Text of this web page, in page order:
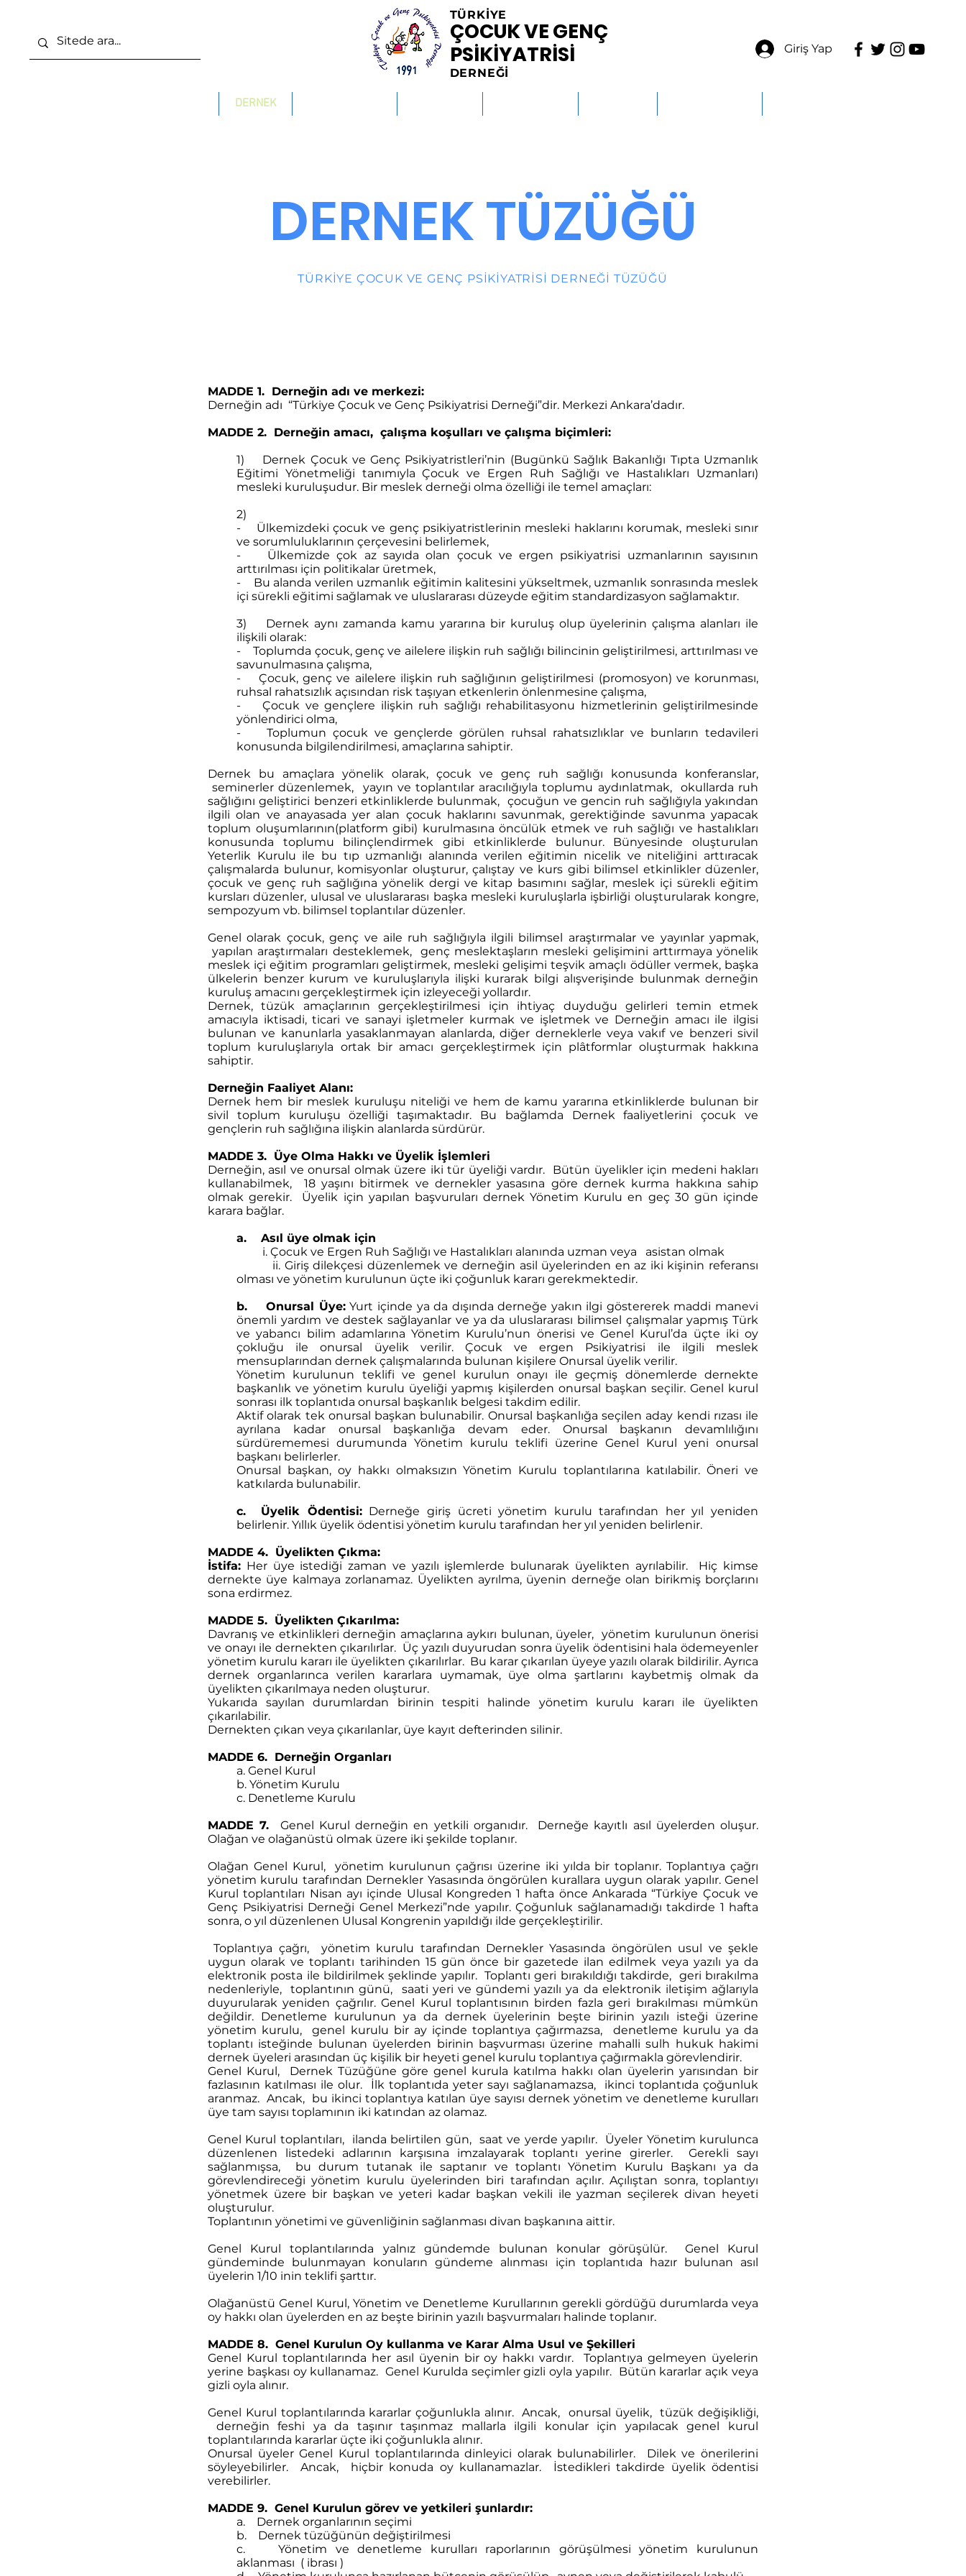
ÇOCUK VE GENÇ
PSİKİYATRİSİ
TÜRKİYE
DERNEĞİ
Giriş Yap
DERNEK
DERNEK TÜZÜĞÜ
TÜRKİYE ÇOCUK VE GENÇ PSİKİYATRİSİ DERNEĞİ TÜZÜĞÜ
MADDE 1. Derneğin adı ve merkezi:
Derneğin adı “Türkiye Çocuk ve Genç Psikiyatrisi Derneği”dir. Merkezi Ankara’dadır.
MADDE 2. Derneğin amacı, çalışma koşulları ve çalışma biçimleri:
1) Dernek Çocuk ve Genç Psikiyatristleri’nin (Bugünkü Sağlık Bakanlığı Tıpta Uzmanlık
Eğitimi Yönetmeliği tanımıyla Çocuk ve Ergen Ruh Sağlığı ve Hastalıkları Uzmanları)
mesleki kuruluşudur. Bir meslek derneği olma özelliği ile temel amaçları:
2)
- Ülkemizdeki çocuk ve genç psikiyatristlerinin mesleki haklarını korumak, mesleki sınır
ve sorumluluklarının çerçevesini belirlemek,
- Ülkemizde çok az sayıda olan çocuk ve ergen psikiyatrisi uzmanlarının sayısının
arttırılması için politikalar üretmek,
- Bu alanda verilen uzmanlık eğitimin kalitesini yükseltmek, uzmanlık sonrasında meslek
içi sürekli eğitimi sağlamak ve uluslararası düzeyde eğitim standardizasyon sağlamaktır.
3) Dernek aynı zamanda kamu yararına bir kuruluş olup üyelerinin çalışma alanları ile
ilişkili olarak:
- Toplumda çocuk, genç ve ailelere ilişkin ruh sağlığı bilincinin geliştirilmesi, arttırılması ve
savunulmasına çalışma,
- Çocuk, genç ve ailelere ilişkin ruh sağlığının geliştirilmesi (promosyon) ve korunması,
ruhsal rahatsızlık açısından risk taşıyan etkenlerin önlenmesine çalışma,
- Çocuk ve gençlere ilişkin ruh sağlığı rehabilitasyonu hizmetlerinin geliştirilmesinde
yönlendirici olma,
- Toplumun çocuk ve gençlerde görülen ruhsal rahatsızlıklar ve bunların tedavileri
konusunda bilgilendirilmesi, amaçlarına sahiptir.
Dernek bu amaçlara yönelik olarak, çocuk ve genç ruh sağlığı konusunda konferanslar,
seminerler düzenlemek, yayın ve toplantılar aracılığıyla toplumu aydınlatmak, okullarda ruh
sağlığını geliştirici benzeri etkinliklerde bulunmak, çocuğun ve gencin ruh sağlığıyla yakından
ilgili olan ve anayasada yer alan çocuk haklarını savunmak, gerektiğinde savunma yapacak
toplum oluşumlarının(platform gibi) kurulmasına öncülük etmek ve ruh sağlığı ve hastalıkları
konusunda toplumu bilinçlendirmek gibi etkinliklerde bulunur. Bünyesinde oluşturulan
Yeterlik Kurulu ile bu tıp uzmanlığı alanında verilen eğitimin nicelik ve niteliğini arttıracak
çalışmalarda bulunur, komisyonlar oluşturur, çalıştay ve kurs gibi bilimsel etkinlikler düzenler,
çocuk ve genç ruh sağlığına yönelik dergi ve kitap basımını sağlar, meslek içi sürekli eğitim
kursları düzenler, ulusal ve uluslararası başka mesleki kuruluşlarla işbirliği oluşturularak kongre,
sempozyum vb. bilimsel toplantılar düzenler.
Genel olarak çocuk, genç ve aile ruh sağlığıyla ilgili bilimsel araştırmalar ve yayınlar yapmak,
yapılan araştırmaları desteklemek, genç meslektaşların mesleki gelişimini arttırmaya yönelik
meslek içi eğitim programları geliştirmek, mesleki gelişimi teşvik amaçlı ödüller vermek, başka
ülkelerin benzer kurum ve kuruluşlarıyla ilişki kurarak bilgi alışverişinde bulunmak derneğin
kuruluş amacını gerçekleştirmek için izleyeceği yollardır.
Dernek, tüzük amaçlarının gerçekleştirilmesi için ihtiyaç duyduğu gelirleri temin etmek
amacıyla iktisadi, ticari ve sanayi işletmeler kurmak ve işletmek ve Derneğin amacı ile ilgisi
bulunan ve kanunlarla yasaklanmayan alanlarda, diğer derneklerle veya vakıf ve benzeri sivil
toplum kuruluşlarıyla ortak bir amacı gerçekleştirmek için plâtformlar oluşturmak hakkına
sahiptir.
Derneğin Faaliyet Alanı:
Dernek hem bir meslek kuruluşu niteliği ve hem de kamu yararına etkinliklerde bulunan bir
sivil toplum kuruluşu özelliği taşımaktadır. Bu bağlamda Dernek faaliyetlerini çocuk ve
gençlerin ruh sağlığına ilişkin alanlarda sürdürür.
MADDE 3. Üye Olma Hakkı ve Üyelik İşlemleri
Derneğin, asıl ve onursal olmak üzere iki tür üyeliği vardır. Bütün üyelikler için medeni hakları
kullanabilmek, 18 yaşını bitirmek ve dernekler yasasına göre dernek kurma hakkına sahip
olmak gerekir. Üyelik için yapılan başvuruları dernek Yönetim Kurulu en geç 30 gün içinde
karara bağlar.
a. Asıl üye olmak için
i. Çocuk ve Ergen Ruh Sağlığı ve Hastalıkları alanında uzman veya asistan olmak
ii. Giriş dilekçesi düzenlemek ve derneğin asil üyelerinden en az iki kişinin referansı
olması ve yönetim kurulunun üçte iki çoğunluk kararı gerekmektedir.
b. Onursal Üye:Yurt içinde ya da dışında derneğe yakın ilgi göstererek maddi manevi
önemli yardım ve destek sağlayanlar ve ya da uluslararası bilimsel çalışmalar yapmış Türk
ve yabancı bilim adamlarına Yönetim Kurulu’nun önerisi ve Genel Kurul’da üçte iki oy
çokluğu ile onursal üyelik verilir. Çocuk ve ergen Psikiyatrisi ile ilgili meslek
mensuplarından dernek çalışmalarında bulunan kişilere Onursal üyelik verilir.
Yönetim kurulunun teklifi ve genel kurulun onayı ile geçmiş dönemlerde dernekte
başkanlık ve yönetim kurulu üyeliği yapmış kişilerden onursal başkan seçilir. Genel kurul
sonrası ilk toplantıda onursal başkanlık belgesi takdim edilir.
Aktif olarak tek onursal başkan bulunabilir. Onursal başkanlığa seçilen aday kendi rızası ile
ayrılana kadar onursal başkanlığa devam eder. Onursal başkanın devamlılığını
sürdürememesi durumunda Yönetim kurulu teklifi üzerine Genel Kurul yeni onursal
başkanı belirlerler.
Onursal başkan, oy hakkı olmaksızın Yönetim Kurulu toplantılarına katılabilir. Öneri ve
katkılarda bulunabilir.
c. Üyelik Ödentisi:Derneğe giriş ücreti yönetim kurulu tarafından her yıl yeniden
belirlenir. Yıllık üyelik ödentisi yönetim kurulu tarafından her yıl yeniden belirlenir.
MADDE 4. Üyelikten Çıkma:
İstifa: Her üye istediği zaman ve yazılı işlemlerde bulunarak üyelikten ayrılabilir. Hiç kimse
dernekte üye kalmaya zorlanamaz. Üyelikten ayrılma, üyenin derneğe olan birikmiş borçlarını
sona erdirmez.
MADDE 5. Üyelikten Çıkarılma:
Davranış ve etkinlikleri derneğin amaçlarına aykırı bulunan, üyeler, yönetim kurulunun önerisi
ve onayı ile dernekten çıkarılırlar. Üç yazılı duyurudan sonra üyelik ödentisini hala ödemeyenler
yönetim kurulu kararı ile üyelikten çıkarılırlar. Bu karar çıkarılan üyeye yazılı olarak bildirilir. Ayrıca
dernek organlarınca verilen kararlara uymamak, üye olma şartlarını kaybetmiş olmak da
üyelikten çıkarılmaya neden oluşturur.
Yukarıda sayılan durumlardan birinin tespiti halinde yönetim kurulu kararı ile üyelikten
çıkarılabilir.
Dernekten çıkan veya çıkarılanlar, üye kayıt defterinden silinir.
MADDE 6. Derneğin Organları
a. Genel Kurul
b. Yönetim Kurulu
c. Denetleme Kurulu
MADDE 7.
Genel Kurul derneğin en yetkili organıdır. Derneğe kayıtlı asıl üyelerden oluşur.
Olağan ve olağanüstü olmak üzere iki şekilde toplanır.
Olağan Genel Kurul, yönetim kurulunun çağrısı üzerine iki yılda bir toplanır. Toplantıya çağrı
yönetim kurulu tarafından Dernekler Yasasında öngörülen kurallara uygun olarak yapılır. Genel
Kurul toplantıları Nisan ayı içinde Ulusal Kongreden 1 hafta önce Ankarada “Türkiye Çocuk ve
Genç Psikiyatrisi Derneği Genel Merkezi”nde yapılır. Çoğunluk sağlanamadığı takdirde 1 hafta
sonra, o yıl düzenlenen Ulusal Kongrenin yapıldığı ilde gerçekleştirilir.
Toplantıya çağrı, yönetim kurulu tarafından Dernekler Yasasında öngörülen usul ve şekle
uygun olarak ve toplantı tarihinden 15 gün önce bir gazetede ilan edilmek veya yazılı ya da
elektronik posta ile bildirilmek şeklinde yapılır. Toplantı geri bırakıldığı takdirde, geri bırakılma
nedenleriyle, toplantının günü, saati yeri ve gündemi yazılı ya da elektronik iletişim ağlarıyla
duyurularak yeniden çağrılır. Genel Kurul toplantısının birden fazla geri bırakılması mümkün
değildir. Denetleme kurulunun ya da dernek üyelerinin beşte birinin yazılı isteği üzerine
yönetim kurulu, genel kurulu bir ay içinde toplantıya çağırmazsa, denetleme kurulu ya da
toplantı isteğinde bulunan üyelerden birinin başvurması üzerine mahalli sulh hukuk hakimi
dernek üyeleri arasından üç kişilik bir heyeti genel kurulu toplantıya çağırmakla görevlendirir.
Genel Kurul, Dernek Tüzüğüne göre genel kurula katılma hakkı olan üyelerin yarısından bir
fazlasının katılması ile olur. İlk toplantıda yeter sayı sağlanamazsa, ikinci toplantıda çoğunluk
aranmaz. Ancak, bu ikinci toplantıya katılan üye sayısı dernek yönetim ve denetleme kurulları
üye tam sayısı toplamının iki katından az olamaz.
Genel Kurul toplantıları, ilanda belirtilen gün, saat ve yerde yapılır. Üyeler Yönetim kurulunca
düzenlenen listedeki adlarının karşısına imzalayarak toplantı yerine girerler. Gerekli sayı
sağlanmışsa, bu durum tutanak ile saptanır ve toplantı Yönetim Kurulu Başkanı ya da
görevlendireceği yönetim kurulu üyelerinden biri tarafından açılır. Açılıştan sonra, toplantıyı
yönetmek üzere bir başkan ve yeteri kadar başkan vekili ile yazman seçilerek divan heyeti
oluşturulur.
Toplantının yönetimi ve güvenliğinin sağlanması divan başkanına aittir.
Genel Kurul toplantılarında yalnız gündemde bulunan konular görüşülür. Genel Kurul
gündeminde bulunmayan konuların gündeme alınması için toplantıda hazır bulunan asıl
üyelerin 1/10 inin teklifi şarttır.
Olağanüstü Genel Kurul, Yönetim ve Denetleme Kurullarının gerekli gördüğü durumlarda veya
oy hakkı olan üyelerden en az beşte birinin yazılı başvurmaları halinde toplanır.
MADDE 8. Genel Kurulun Oy kullanma ve Karar Alma Usul ve Şekilleri
Genel Kurul toplantılarında her asıl üyenin bir oy hakkı vardır. Toplantıya gelmeyen üyelerin
yerine başkası oy kullanamaz. Genel Kurulda seçimler gizli oyla yapılır. Bütün kararlar açık veya
gizli oyla alınır.
Genel Kurul toplantılarında kararlar çoğunlukla alınır. Ancak, onursal üyelik, tüzük değişikliği,
derneğin feshi ya da taşınır taşınmaz mallarla ilgili konular için yapılacak genel kurul
toplantılarında kararlar üçte iki çoğunlukla alınır.
Onursal üyeler Genel Kurul toplantılarında dinleyici olarak bulunabilirler. Dilek ve önerilerini
söyleyebilirler. Ancak, hiçbir konuda oy kullanamazlar. İstedikleri takdirde üyelik ödentisi
verebilirler.
MADDE 9. Genel Kurulun görev ve yetkileri şunlardır:
a. Dernek organlarının seçimi
b. Dernek tüzüğünün değiştirilmesi
c. Yönetim ve denetleme kurulları raporlarının görüşülmesi yönetim kurulunun
aklanması ( ibrası )